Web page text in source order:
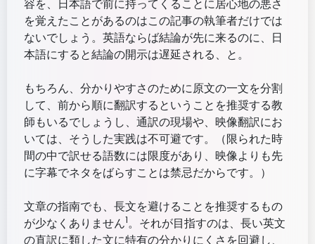
容を、日本語で前に持ってくることに居心地の悪さ
を覚えたことがあるのはこの記事の執筆者だけでは
ないでしょう。英語ならば結論が先に来るのに、日
本語にすると結論の開示は遅延される、と。
もちろん、分かりやすさのために原文の一文を分割
して、前から順に翻訳するということを推奨する教
師もいるでしょうし、通訳の現場や、映像翻訳にお
いては、そうした実践は不可避です。（限られた時
間の中で訳せる語数には限度があり、映像よりも先
に字幕でネタをばらすことは禁忌だからです。）
文章の指南でも、長文を避けることを推奨するもの
が少なくありません1。それが目指すのは、長い英文
の直訳に類した文に特有の分かりにくさを回避し、